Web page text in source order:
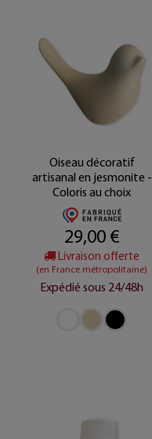
Oiseau décoratif
artisanal en jesmonite -
Coloris au choix
29,00 €
Livraison offerte
(en France métropolitaine)
Expédié sous 24/48h